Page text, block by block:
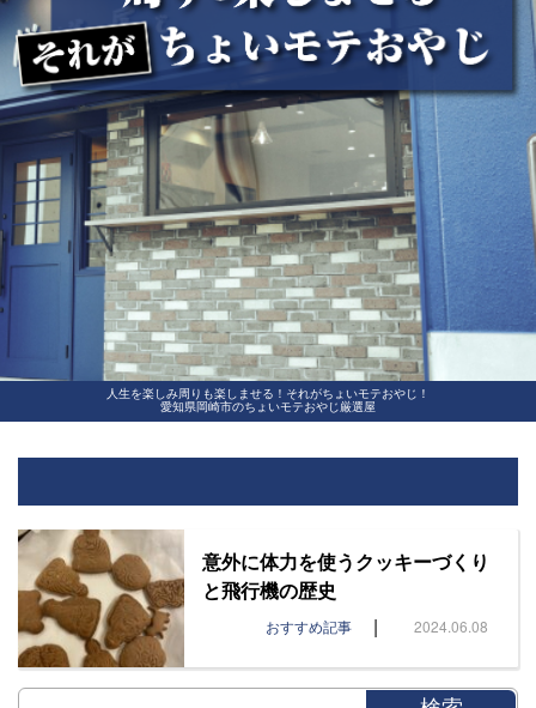
人生を楽しみ周りも楽しませる！それがちょいモテおやじ！
愛知県岡崎市のちょいモテおやじ厳選屋
意外に体力を使うクッキーづくり
と飛行機の歴史
おすすめ記事 | 2024.06.08